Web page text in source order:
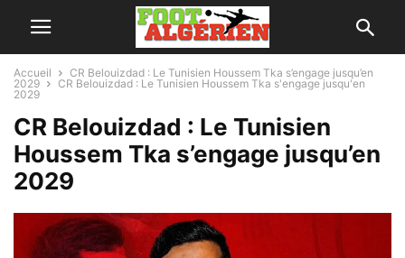
Accueil
CR Belouizdad : Le Tunisien Houssem Tka s’engage jusqu’en
2029
CR Belouizdad : Le Tunisien Houssem Tka s'engage jusqu'en
2029
CR Belouizdad : Le Tunisien
Houssem Tka s’engage jusqu’en
2029